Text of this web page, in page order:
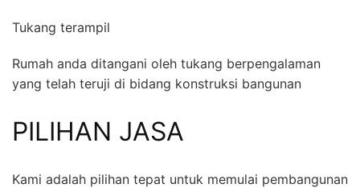
Tukang terampil
Rumah anda ditangani oleh tukang berpengalaman
yang telah teruji di bidang konstruksi bangunan
PILIHAN JASA
Kami adalah pilihan tepat untuk memulai pembangunan